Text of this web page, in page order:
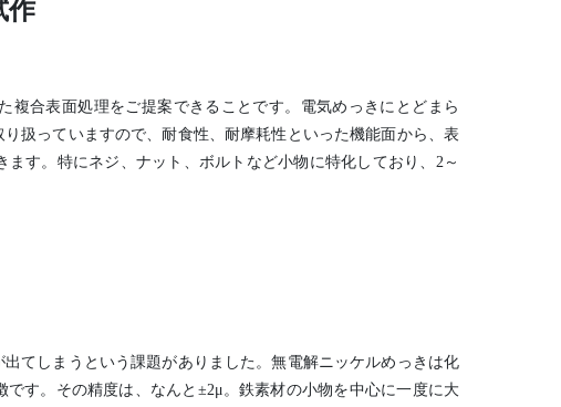
作
複合表面処理をご提案できることです。電気めっきにとどまら
扱っていますので、耐食性、耐摩耗性といった機能面から、表
す。特にネジ、ナット、ボルトなど小物に特化しており、2～
てしまうという課題がありました。無電解ニッケルめっきは化
す。その精度は、なんと±2μ。鉄素材の小物を中心に一度に大